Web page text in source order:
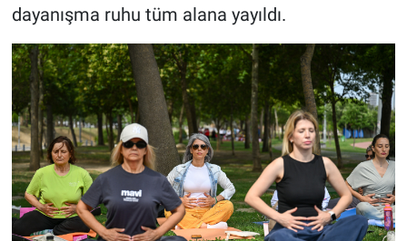
dayanışma ruhu tüm alana yayıldı.